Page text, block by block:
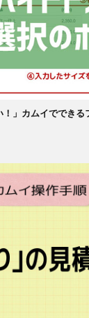
！」カムイででき